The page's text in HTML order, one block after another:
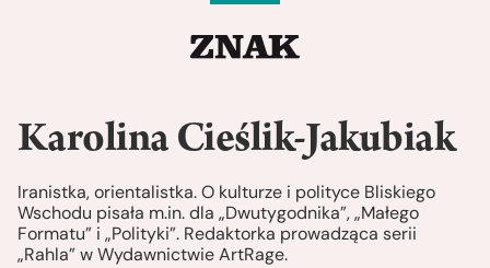
Karolina Cieślik-Jakubiak
Iranistka, orientalistka. O kulturze i polityce Bliskiego
Wschodu pisała m.in. dla „Dwutygodnika”, „Małego
Formatu” i „Polityki”. Redaktorka prowadząca serii
„Rahla” w Wydawnictwie ArtRage.